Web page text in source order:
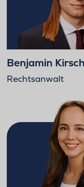
Benjamin
Rechtsanwalt